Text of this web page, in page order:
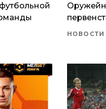
НОВОСТИ